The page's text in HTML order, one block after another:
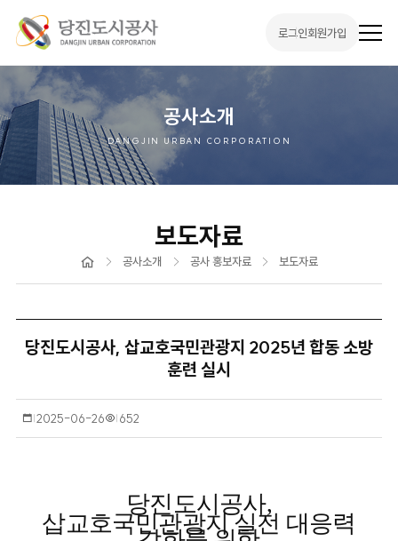
로그인회원가입
전
메
공사소개
DANGJIN URBAN CORPORATION
보도자료
공사소개 공사 홍보자료 보도자료
당진도시공사, 삽교호국민관광지 2025년 합동 소방
훈련 실시
작
2025-06-26
조
652
당진도시공사,
삽교호국민관광지 실전 대응력